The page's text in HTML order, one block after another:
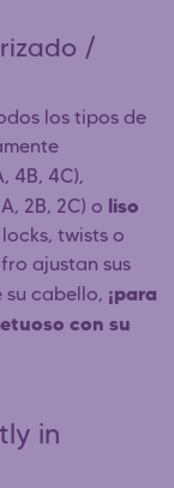
/
los tipos de
4B, 4C),
2B, 2C) o liso
locks, twists o
ajustan sus
su cabello, ¡para
con su
in